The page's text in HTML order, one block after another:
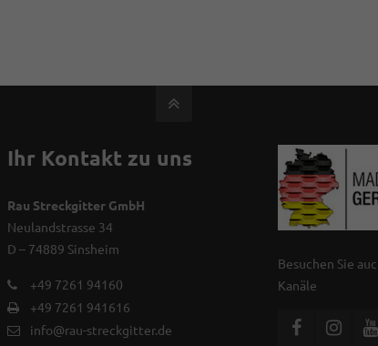
Ihr Kontakt zu uns
Rau Streckgitter GmbH
Neulandstrasse 34
D – 74889 Sinsheim
+49 7261 94160
+49 7261 941616
info@rau-streckgitter.de
Besuchen Sie
Kanäle